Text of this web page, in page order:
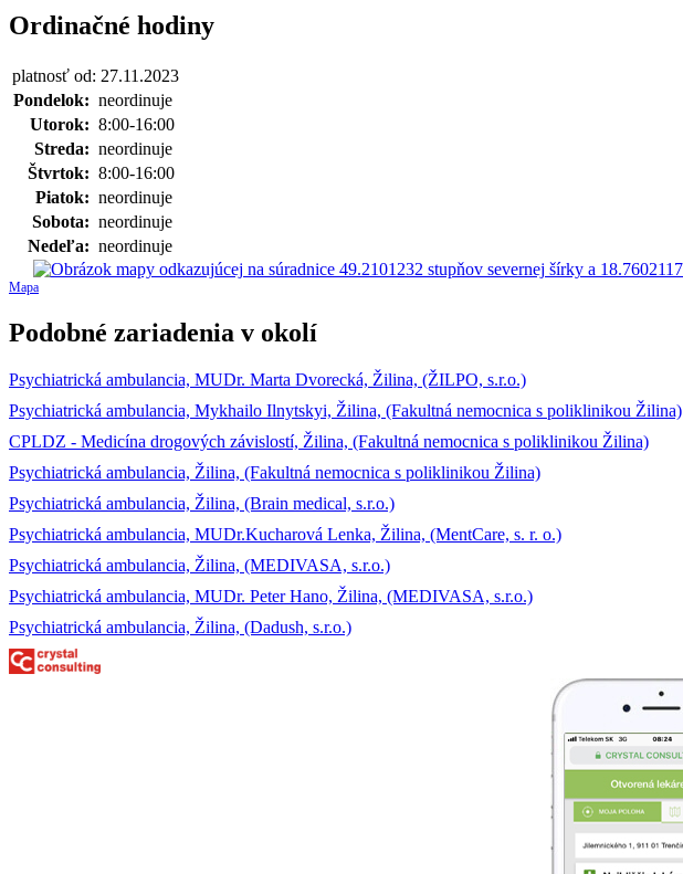
Ordinačné hodiny
platnosť od: 27.11.2023
Pondelok: neordinuje
Utorok: 8:00-16:00
Streda: neordinuje
Štvrtok: 8:00-16:00
Piatok: neordinuje
Sobota: neordinuje
Nedeľa: neordinuje
Mapa
Podobné zariadenia v okolí
Psychiatrická ambulancia, MUDr. Marta Dvorecká, Žilina, (ŽILPO, s.r.o.)
Psychiatrická ambulancia, Mykhailo Ilnytskyi, Žilina, (Fakultná nemocnica s poliklinikou Žilina)
CPLDZ - Medicína drogových závislostí, Žilina, (Fakultná nemocnica s poliklinikou Žilina)
Psychiatrická ambulancia, Žilina, (Fakultná nemocnica s poliklinikou Žilina)
Psychiatrická ambulancia, Žilina, (Brain medical, s.r.o.)
Psychiatrická ambulancia, MUDr.Kucharová Lenka, Žilina, (MentCare, s. r. o.)
Psychiatrická ambulancia, Žilina, (MEDIVASA, s.r.o.)
Psychiatrická ambulancia, MUDr. Peter Hano, Žilina, (MEDIVASA, s.r.o.)
Psychiatrická ambulancia, Žilina, (Dadush, s.r.o.)